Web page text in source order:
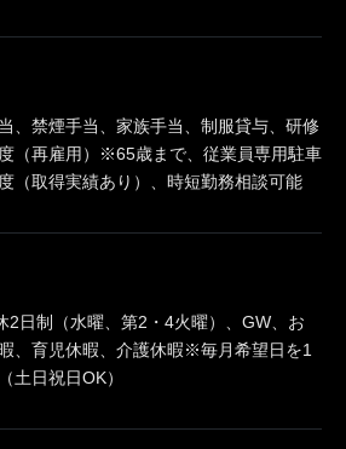
、禁煙手当、家族手当、制服貸与、研修
（再雇用）※65歳まで、従業員専用駐車
（取得実績あり）、時短勤務相談可能
2日制（水曜、第2・4火曜）、GW、お
、育児休暇、介護休暇※毎月希望日を1
土日祝日OK）